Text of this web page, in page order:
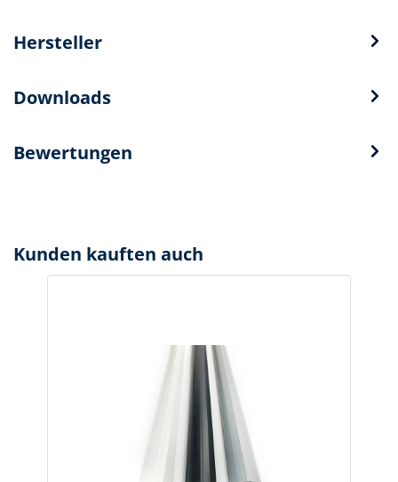
Hersteller
Downloads
Bewertungen
Kunden kauften auch